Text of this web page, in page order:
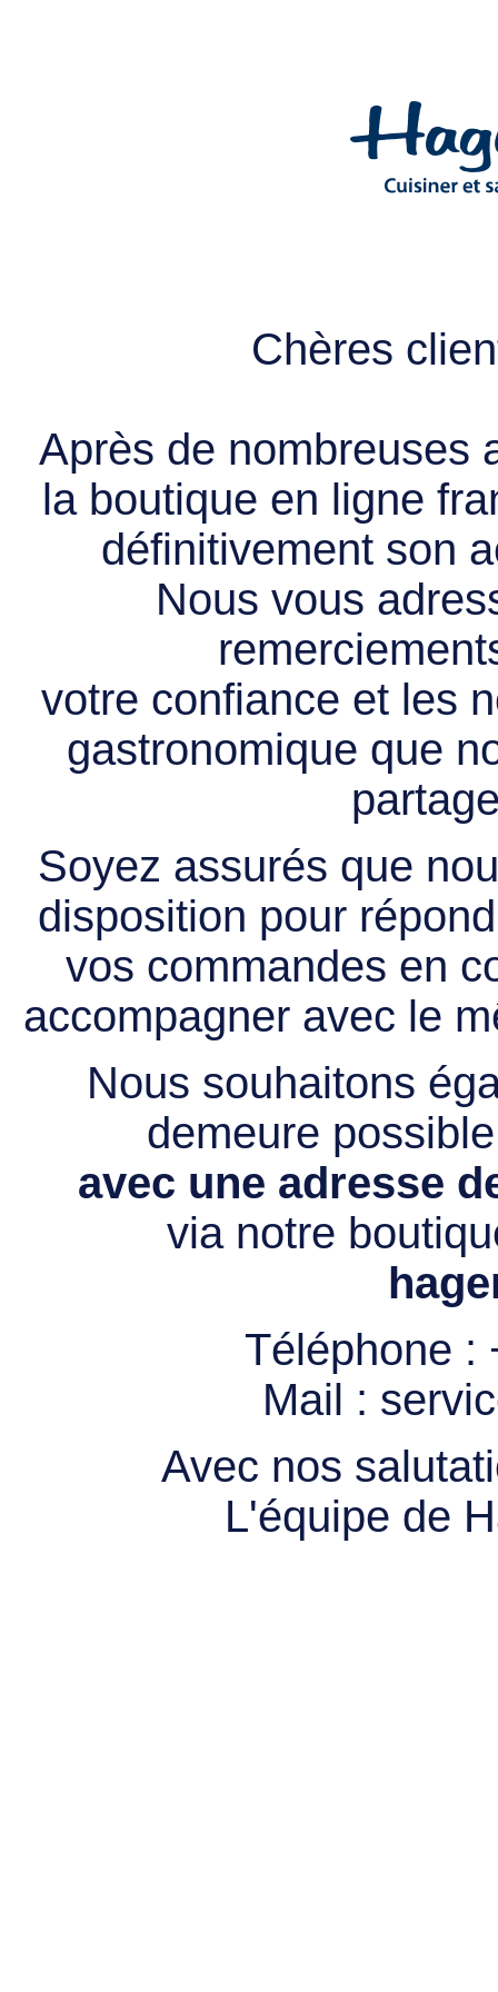
Chères
Après de nombreuses
la boutique en ligne
définitivement son
Nous vous
votre confiance et les
gastronomique que
Soyez assurés que
disposition pour
vos commandes en
accompagner avec le
Nous souhaitons
demeure
avec une adresse
via notre
Téléphone :
Mail :
Avec nos
L'équipe de